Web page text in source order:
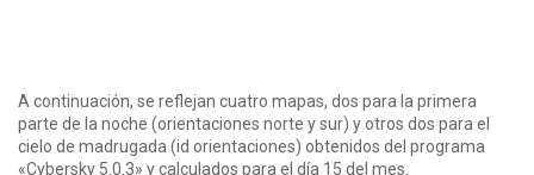
A continuación, se reflejan cuatro mapas, dos para la primera
parte de la noche (orientaciones norte y sur) y otros dos para el
cielo de madrugada (id orientaciones) obtenidos del programa
«Cybersky 5.0.3» y calculados para el día 15 del mes.